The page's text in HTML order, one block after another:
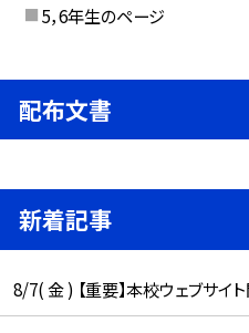
5，6年生のページ
配布文書
新着記事
8/7( 金 ) 【重要】本校ウェブサイ